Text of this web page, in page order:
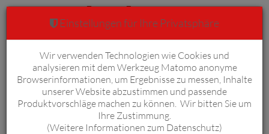
Anmelden Warenkorb 0
Einstellungen für Ihre Privatsphäre
Wir verwenden Technologien wie Cookies und
analysieren mit dem Werkzeug Matomo anonyme
Browserinformationen, um Ergebnisse zu messen, Inhalte
unserer Website abzustimmen und passende
Produktvorschläge machen zu können. Wir bitten Sie um
Ihre Zustimmung.
(Weitere Informationen zum Datenschutz)